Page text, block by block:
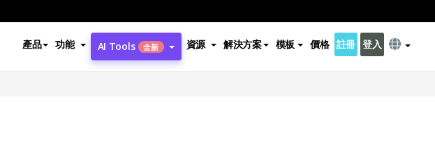
產品 功能 AI Tools 全新 資源 解決方案 模板 價格 註冊 登入